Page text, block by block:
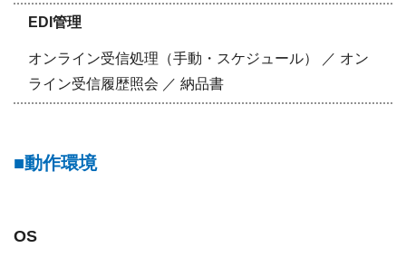
EDI管理
オンライン受信処理（手動・スケジュール） ／ オン
ライン受信履歴照会 ／ 納品書
動作環境
OS